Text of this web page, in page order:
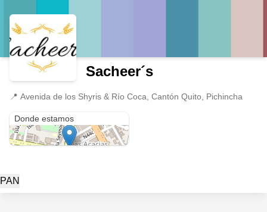
Sacheer´s
📍 Avenida de los Shyris & Río Coca, Cantón Quito, Pichincha
Donde estamos
PAN